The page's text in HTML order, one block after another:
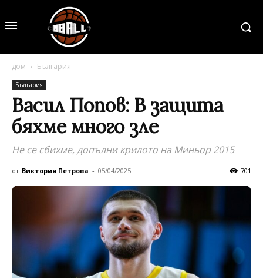
дом България
България
Васил Попов: В защита
бяхме много зле
Не се сбихме, допълни крилото на Миньор 2015
от Виктория Петрова - 05/04/2025 701